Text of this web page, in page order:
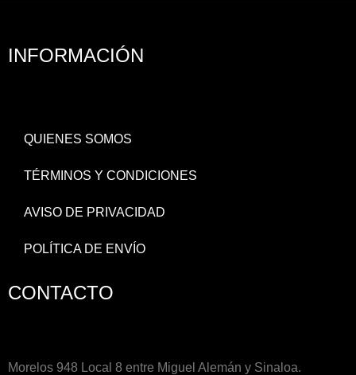
INFORMACIÓN
QUIENES SOMOS
TÉRMINOS Y CONDICIONES
AVISO DE PRIVACIDAD
POLÍTICA DE ENVÍO
CONTACTO
Morelos 948 Local 8 entre Miguel Alemán y Sinaloa.